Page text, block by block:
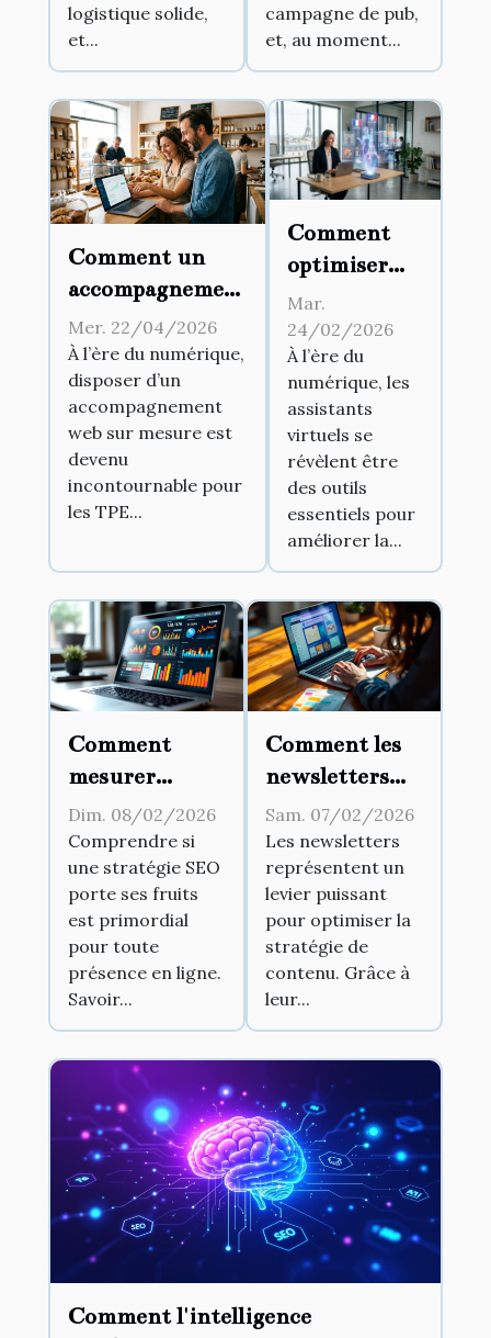
logistique solide,
et...
campagne de pub,
et, au moment...
Comment un
accompagnement
web sur mesure
peut booster le
chiffre d'affaires
des TPE ?
Mer. 22/04/2026
À l’ère du numérique,
disposer d’un
accompagnement
web sur mesure est
devenu
incontournable pour
les TPE...
Comment
optimiser
l'usage d'un
assistant
virtuel en
français ?
Mar.
24/02/2026
À l’ère du
numérique, les
assistants
virtuels se
révèlent être
des outils
essentiels pour
améliorer la...
Comment
mesurer
l'efficacité de
votre stratégie
SEO ?
Dim. 08/02/2026
Comprendre si
une stratégie SEO
porte ses fruits
est primordial
pour toute
présence en ligne.
Savoir...
Comment les
newsletters
peuvent
transformer
votre stratégie
de contenu ?
Sam. 07/02/2026
Les newsletters
représentent un
levier puissant
pour optimiser la
stratégie de
contenu. Grâce à
leur...
Comment l'intelligence